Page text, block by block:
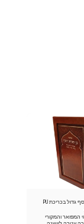
סידור בן פורת יוסף גדול בכריכת PU
המפואר והמקורי